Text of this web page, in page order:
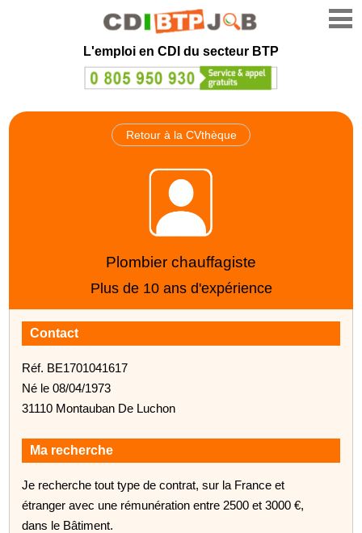
L'emploi en CDI du secteur BTP
Retour à la CVthèque
Plombier chauffagiste
Plus de 10 ans d'expérience
Contact
Réf. BE1701041617
Né le 08/04/1973
31110 Montauban De Luchon
Ma recherche
Je recherche tout type de contrat, sur la France et
étranger avec une rémunération entre 2500 et 3000 €,
dans le Bâtiment.